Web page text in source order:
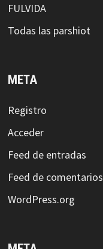
FULVIDA
Todas las parshiot
META
Registro
Acceder
Feed de entradas
Feed de comentarios
WordPress.org